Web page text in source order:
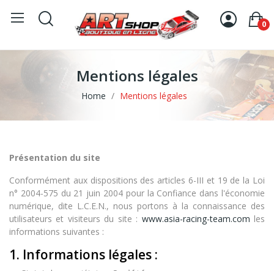
0
Mentions légales
Home Mentions légales
Présentation du site
Conformément aux dispositions des articles 6-III et 19 de la Loi
n° 2004-575 du 21 juin 2004 pour la Confiance dans l'économie
numérique, dite L.C.E.N., nous portons à la connaissance des
utilisateurs et visiteurs du site : www.asia-racing-team.com les
informations suivantes :
1. Informations légales :